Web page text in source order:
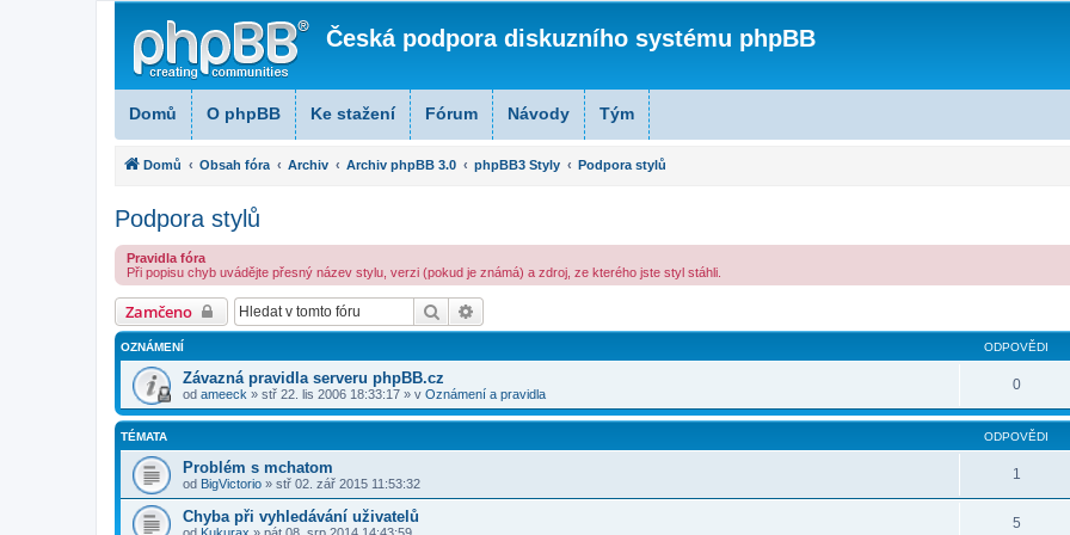
Česká podpora diskuzního systému phpBB
Domů O phpBB Ke stažení Fórum Návody Tým
Domů Obsah fóra Archiv Archiv phpBB 3.0 phpBB3 Styly Podpora stylů
Podpora stylů
Pravidla fóra
Při popisu chyb uvádějte přesný název stylu, verzi (pokud je známá) a zdroj, ze kterého jste styl stáhli.
Zamčeno Hledat
OZNÁMENÍ ODPOVĚDI
Závazná pravidla serveru phpBB.cz
od ameeck » stř 22. lis 2006 18:33:17 » v Oznámení a pravidla
0
TÉMATA ODPOVĚDI
Problém s mchatom
od BigVictorio » stř 02. zář 2015 11:53:32
1
Chyba při vyhledávání uživatelů 5